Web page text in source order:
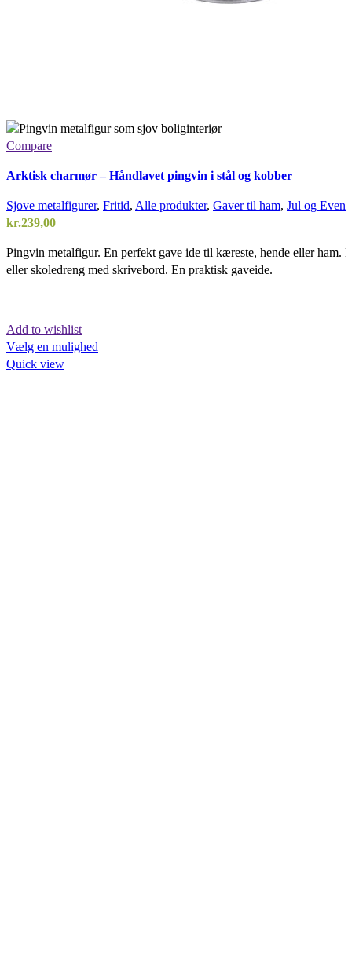
Compare
Arktisk charmør – Håndlavet pingvin i stål og kobber
Sjove metalfigurer, Fritid, Alle produkter, Gaver til ham, Jul og
kr.239,00
Pingvin metalfigur. En perfekt gave ide til kæreste, hende eller ham.
eller skoledreng med skrivebord. En praktisk gaveide.
Add to wishlist
Vælg en mulighed
Quick view